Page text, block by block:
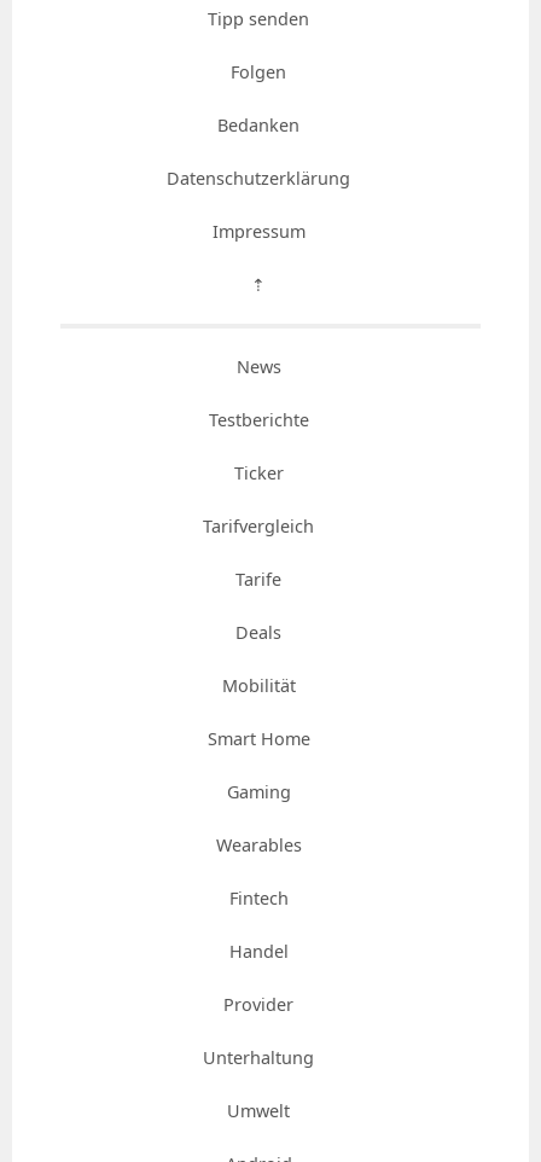
Tipp senden
Folgen
Bedanken
Datenschutzerklärung
Impressum
⇡
News
Testberichte
Ticker
Tarifvergleich
Tarife
Deals
Mobilität
Smart Home
Gaming
Wearables
Fintech
Handel
Provider
Unterhaltung
Umwelt